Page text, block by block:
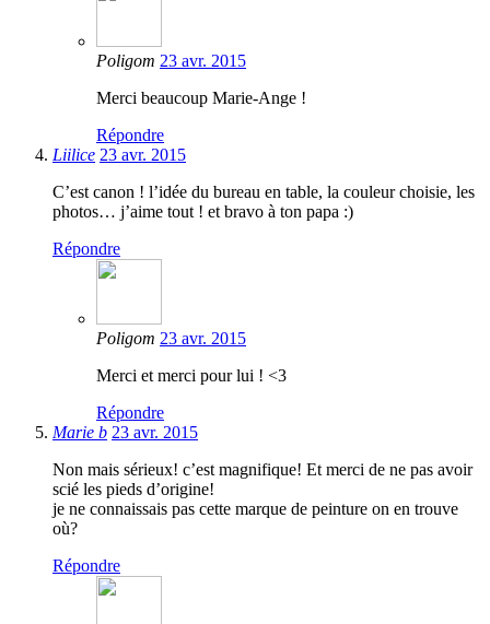
Poligom 23 avr. 2015
Merci beaucoup Marie-Ange !
Répondre
Liilice 23 avr. 2015
C’est canon ! l’idée du bureau en table, la couleur choisie, les
photos… j’aime tout ! et bravo à ton papa :)
Répondre
Poligom 23 avr. 2015
Merci et merci pour lui ! <3
Répondre
Marie b 23 avr. 2015
Non mais sérieux! c’est magnifique! Et merci de ne pas avoir
scié les pieds d’origine!
je ne connaissais pas cette marque de peinture on en trouve
où?
Répondre